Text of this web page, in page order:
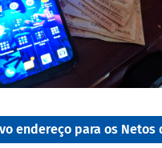
endereço para os Netos